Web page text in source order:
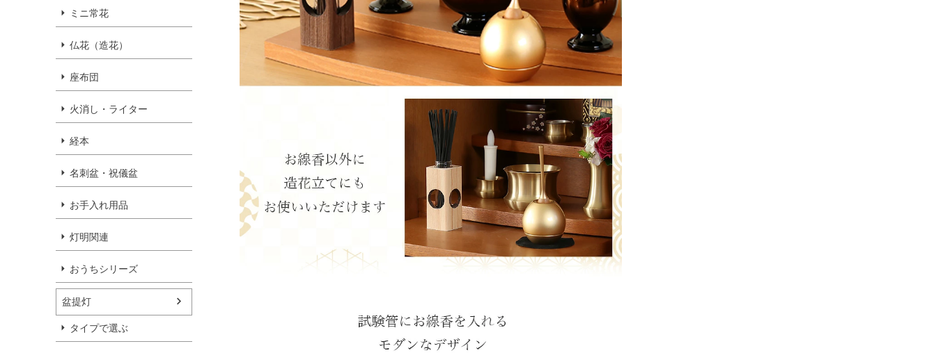
ミニ常花
仏花（造花）
座布団
火消し・ライター
経本
名刺盆・祝儀盆
お手入れ用品
灯明関連
おうちシリーズ
盆提灯
タイプで選ぶ